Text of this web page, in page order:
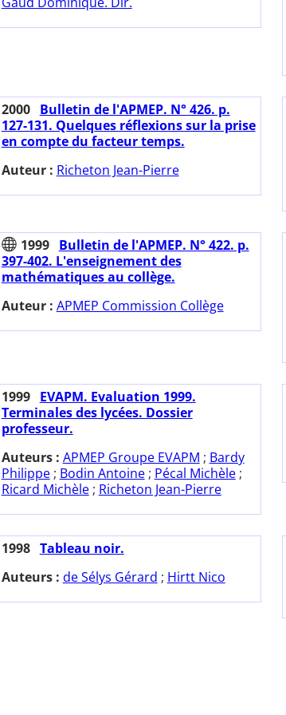
2000
Bulletin de l'APMEP. N° 426. p.
127-131. Quelques réflexions sur la prise
en compte du facteur temps.
Auteur : Richeton Jean-Pierre
1999
Bulletin de l'APMEP. N° 422. p.
397-402. L'enseignement des
mathématiques au collège.
Auteur : APMEP Commission Collège
1999
EVAPM. Evaluation 1999.
Terminales des lycées. Dossier
professeur.
Auteurs : APMEP Groupe EVAPM ; Bardy
Philippe; Bodin Antoine; Pécal Michèle;
Ricard Michèle; Richeton Jean-Pierre
1998 Tableau noir.
Auteurs : de Sélys Gérard ; Hirtt Nico